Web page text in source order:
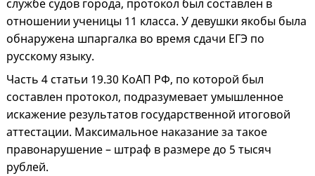
службе судов города, протокол был составлен в
отношении ученицы 11 класса. У девушки якобы была
обнаружена шпаргалка во время сдачи ЕГЭ по
русскому языку.
Часть 4 статьи 19.30 КоАП РФ, по которой был
составлен протокол, подразумевает умышленное
искажение результатов государственной итоговой
аттестации. Максимальное наказание за такое
правонарушение – штраф в размере до 5 тысяч
рублей.